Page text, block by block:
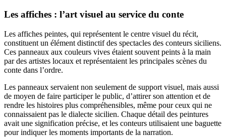
Les affiches : l’art visuel au service du conte
Les affiches peintes, qui représentent le centre visuel du récit,
constituent un élément distinctif des spectacles des conteurs siciliens.
Ces panneaux aux couleurs vives étaient souvent peints à la main
par des artistes locaux et représentaient les principales scènes du
conte dans l’ordre.
Les panneaux servaient non seulement de support visuel, mais aussi
de moyen de faire participer le public, d’attirer son attention et de
rendre les histoires plus compréhensibles, même pour ceux qui ne
connaissaient pas le dialecte sicilien. Chaque détail des peintures
avait une signification précise, et les conteurs utilisaient une baguette
pour indiquer les moments importants de la narration.